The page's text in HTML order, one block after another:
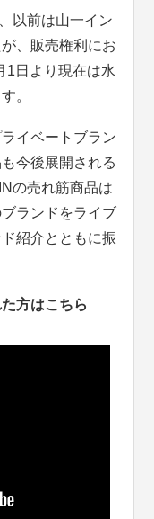
以前は山一イン
、販売権利にお
1日より現在は水
。
イベートブラン
今後展開される
の売れ筋商品は
ランドをライブ
紹介とともに振
方はこちら